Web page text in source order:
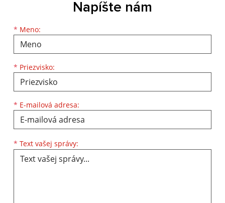
Napíšte nám
* Meno:
Meno
* Priezvisko:
Priezvisko
* E-mailová adresa:
E-mailová adresa
* Text vašej správy: